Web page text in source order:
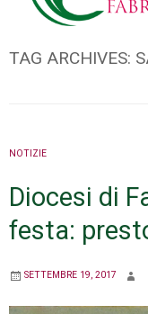
TAG ARCHIVES:
NOTIZIE
Diocesi di
festa:
SETTEMBRE 19, 2017